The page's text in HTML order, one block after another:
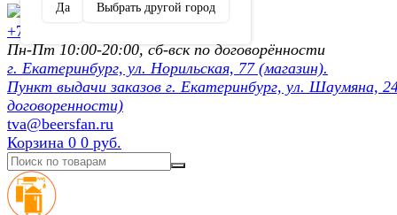
Да Выбрать другой город
+7 (902) 872-54-70
Пн-Пт 10:00-20:00, сб-вск по договорённости
г. Екатеринбург, ул. Норильская, 77 (магазин).
Пункт выдачи заказов г. Екатеринбург, ул. Шаумяна,
договоренности)
tva@beersfan.ru
Корзина 0 0 руб.